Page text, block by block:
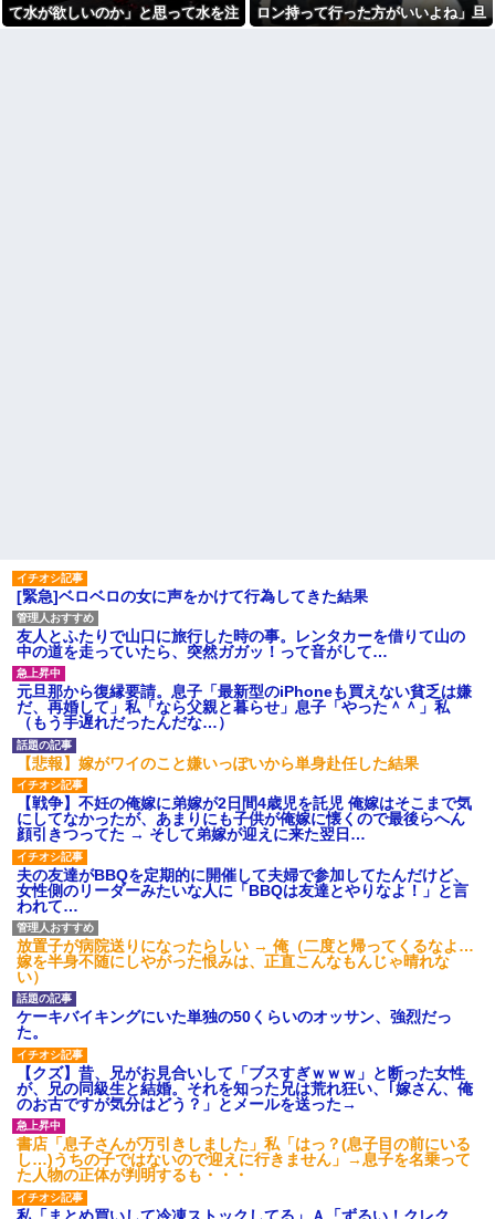
賃貸物件を内覧中、ベランダ
に出たら突然ゾワッと両腕に鳥
触らないでよ！」キチママ『そ
こに金庫があったから、開けて
みようとしただけ☆』義兄「泥
は出てけ！二度と来るな！」結
果・・・
私「初めて飲む味だけどなん
のお茶？」彼「ちっ！」私「」
【GIF】JSのカンチョーワロ
タ
後続車にクラクションを鳴ら
され彼氏が逆切れ。「何クラク
ション鳴らしてんだ！降りてこ
いよ！」と怒鳴りだし...
【衝撃】報酬100万円超の治験
募集がこちらｗｗｗｗｗ(※画像
あり)
【ネット騒然】惨殺されたタ
ワマン頂き女子のこの動画、す
げえええええｗｗｗｗｗｗｗｗ
ｗｗｗ
【愕然】白のクラウン俺氏、
高速道路左車線を制限速度で走
った結果wwwwwwwwwwww
百年の恋12-899 食べた量を
張り合ってくる
【悲報】佐藤輝明・・・２軍
でも盛大にやらかす←あまり悲
しませないでくれ
相手がどんなパイプ持ってい
るかも知れないのに…
て水が欲しいのか」と思って水を注
ロン持って行った方がいいよね」旦
[緊急]ベロベロの女に声をかけて行為してきた結果
友人とふたりで山口に旅行した時の事。レンタカーを借りて山の
中の道を走っていたら、突然ガガッ！って音がして…
元旦那から復縁要請。息子「最新型のiPhoneも買えない貧乏は嫌
だ、再婚して」私「なら父親と暮らせ」息子「やった＾＾」私
（もう手遅れだったんだな…）
【悲報】嫁がワイのこと嫌いっぽいから単身赴任した結果
【戦争】不妊の俺嫁に弟嫁が2日間4歳児を託児 俺嫁はそこまで気
にしてなかったが、あまりにも子供が俺嫁に懐くので最後らへん
顔引きつってた → そして弟嫁が迎えに来た翌日…
夫の友達がBBQを定期的に開催して夫婦で参加してたんだけど、
女性側のリーダーみたいな人に「BBQは友達とやりなよ！」と言
われて…
放置子が病院送りになったらしい → 俺（二度と帰ってくるなよ…
嫁を半身不随にしやがった恨みは、正直こんなもんじゃ晴れな
い）
ケーキバイキングにいた単独の50くらいのオッサン、強烈だっ
た。
【クズ】昔、兄がお見合いして「ブスすぎｗｗｗ」と断った女性
が、兄の同級生と結婚。それを知った兄は荒れ狂い、｢嫁さん、俺
のお古ですが気分はどう？」とメールを送った→
書店「息子さんが万引きしました」私「はっ？(息子目の前にいる
し…)うちの子ではないので迎えに行きません」→息子を名乗って
た人物の正体が判明するも・・・
私「まとめ買いして冷凍ストックしてる」Ａ「ずるい！クレク